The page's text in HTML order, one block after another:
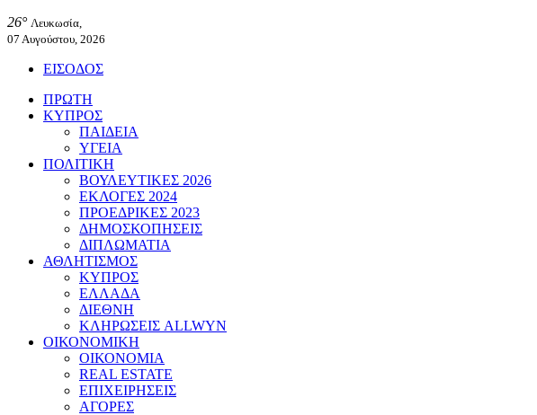
26° Λευκωσία,
07 Αυγούστου, 2026
ΕΙΣΟΔΟΣ
ΠΡΩΤΗ
ΚΥΠΡΟΣ
ΠΑΙΔΕΙΑ
ΥΓΕΙΑ
ΠΟΛΙΤΙΚΗ
ΒΟΥΛΕΥΤΙΚΕΣ 2026
ΕΚΛΟΓΕΣ 2024
ΠΡΟΕΔΡΙΚΕΣ 2023
ΔΗΜΟΣΚΟΠΗΣΕΙΣ
ΔΙΠΛΩΜΑΤΙΑ
ΑΘΛΗΤΙΣΜΟΣ
ΚΥΠΡΟΣ
ΕΛΛΑΔΑ
ΔΙΕΘΝΗ
ΚΛΗΡΩΣΕΙΣ ALLWYN
ΟΙΚΟΝΟΜΙΚΗ
ΟΙΚΟΝΟΜΙΑ
REAL ESTATE
ΕΠΙΧΕΙΡΗΣΕΙΣ
ΑΓΟΡΕΣ